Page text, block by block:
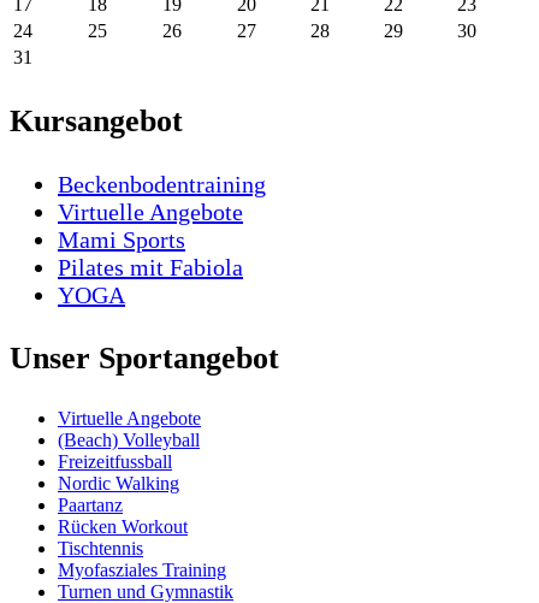
17
18 19 20 21 22
23
24
25 26 27 28 29
30
31
Kursangebot
Beckenbodentraining
Virtuelle Angebote
Mami Sports
Pilates mit Fabiola
YOGA
Unser Sportangebot
Virtuelle Angebote
(Beach) Volleyball
Freizeitfussball
Nordic Walking
Paartanz
Rücken Workout
Tischtennis
Myofasziales Training
Turnen und Gymnastik